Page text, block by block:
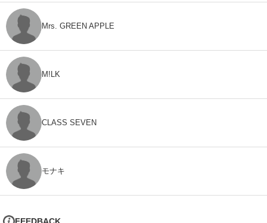
Mrs. GREEN APPLE
M!LK
CLASS SEVEN
モナキ
FEEDBACK